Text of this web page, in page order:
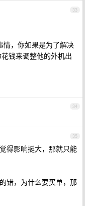
33
情，你如果是为了解决
钱来调整他的外机出
34
35
得影响挺大，那就只能
错，为什么要买单，那